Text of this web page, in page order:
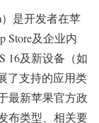
）是开发者在苹
Store及企业内
16及新设备（如
了支持的应用类
最新苹果官方政
布类型、相关要